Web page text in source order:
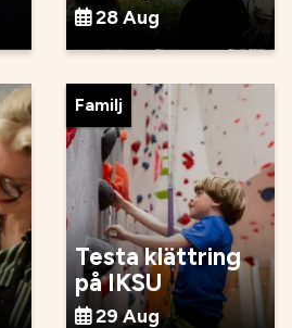
28 Aug
Familj
Testa klättring
på IKSU
29 Aug